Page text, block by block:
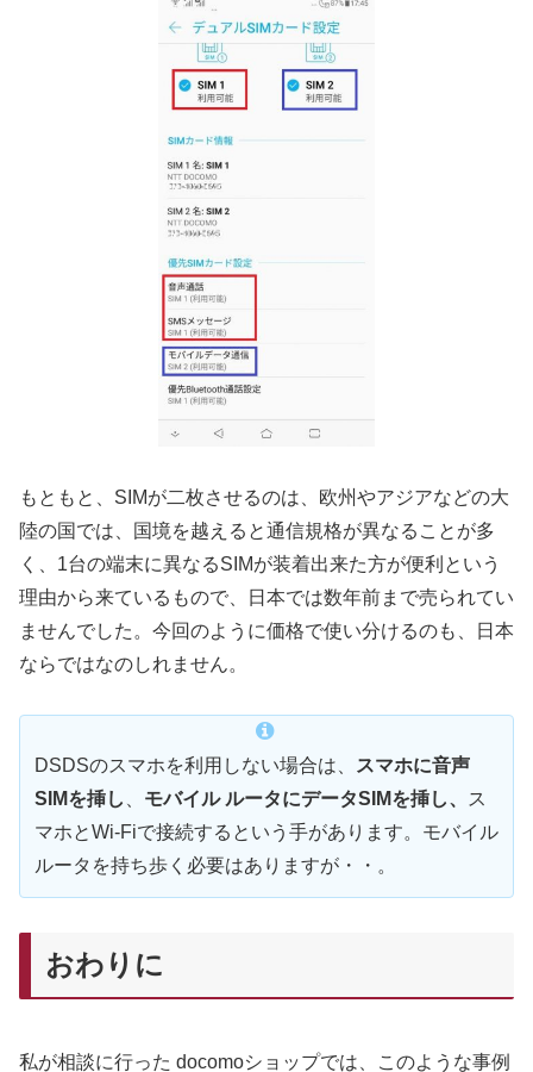
もともと、SIMが二枚させるのは、欧州やアジアなどの大
陸の国では、国境を越えると通信規格が異なることが多
く、1台の端末に異なるSIMが装着出来た方が便利という
理由から来ているもので、日本では数年前まで売られてい
ませんでした。今回のように価格で使い分けるのも、日本
ならではなのしれません。
DSDSのスマホを利用しない場合は、
スマホに音声
SIMを挿し
モバイル ルータにデータSIMを挿し、
ス
マホとWi-Fiで接続するという手があります。モバイル
ルータを持ち歩く必要はありますが・・。
おわりに
私が相談に行った docomoショップでは、このような事例